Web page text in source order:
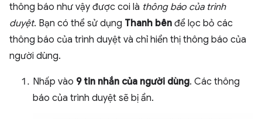
thông báo như vậy được coi là thông báo của trình
duyệt. Bạn có thể sử dụng Thanh bên để lọc bỏ các
thông báo của trình duyệt và chỉ hiển thị thông báo của
người dùng.
Nhấp vào 9 tin nhắn của người dùng. Các thông
báo của trình duyệt sẽ bị ẩn.